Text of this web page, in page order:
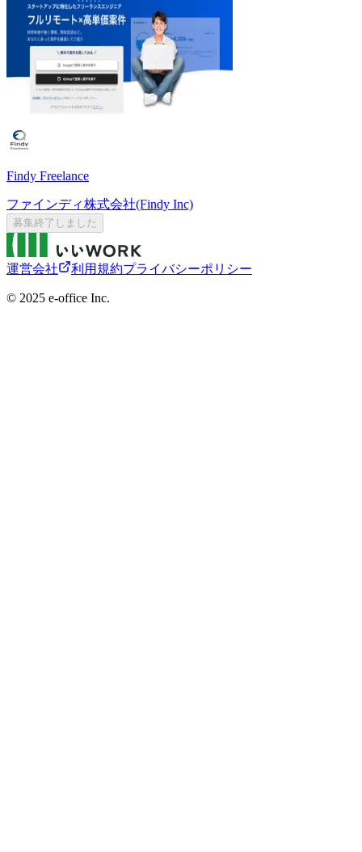
Findy Freelance
ファインディ株式会社(Findy Inc)
募集終了しました
運営会社 利用規約プライバシーポリシー
©︎ 2025 e-office Inc.